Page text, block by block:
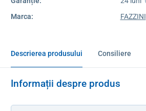
Marca:
FAZZINI
Descrierea produsului Consiliere
Informații despre produs